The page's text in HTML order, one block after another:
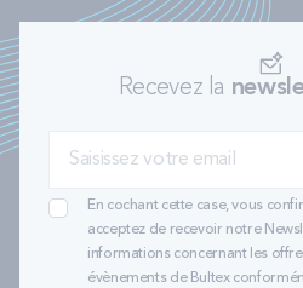
Recevez la
En cochant cette case, vous
acceptez de recevoir notre
informations concernant les
évènements de Bultex